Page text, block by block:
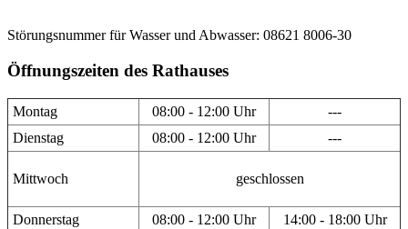
Störungsnummer für Wasser und Abwasser: 08621 8006-30
Öffnungszeiten des Rathauses
Montag 08:00 - 12:00 Uhr
---
Dienstag
08:00 - 12:00 Uhr ---
Mittwoch geschlossen
Donnerstag 08:00 - 12:00 Uhr
14:00 - 18:00 Uhr